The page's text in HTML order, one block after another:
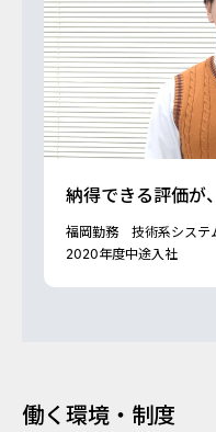
納得できる評価が
福岡勤務 技術系システ
2020年度中途入社
働く環境・制度